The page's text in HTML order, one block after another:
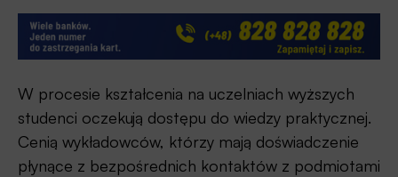
W procesie kształcenia na uczelniach wyższych
studenci oczekują dostępu do wiedzy praktycznej.
Cenią wykładowców, którzy mają doświadczenie
płynące z bezpośrednich kontaktów z podmiotami